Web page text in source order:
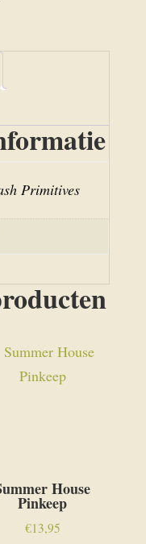
Primitives
House
Pinkeep
€13,95